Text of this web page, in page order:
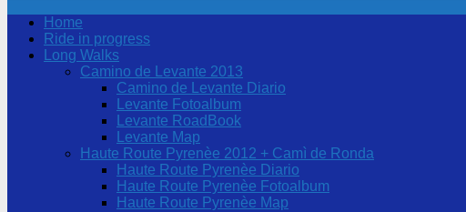
Home
Ride in progress
Long Walks
Camino de Levante 2013
Camino de Levante Diario
Levante Fotoalbum
Levante RoadBook
Levante Map
Haute Route Pyrenèe 2012 + Camì de Ronda
Haute Route Pyrenèe Diario
Haute Route Pyrenèe Fotoalbum
Haute Route Pyrenèe Map